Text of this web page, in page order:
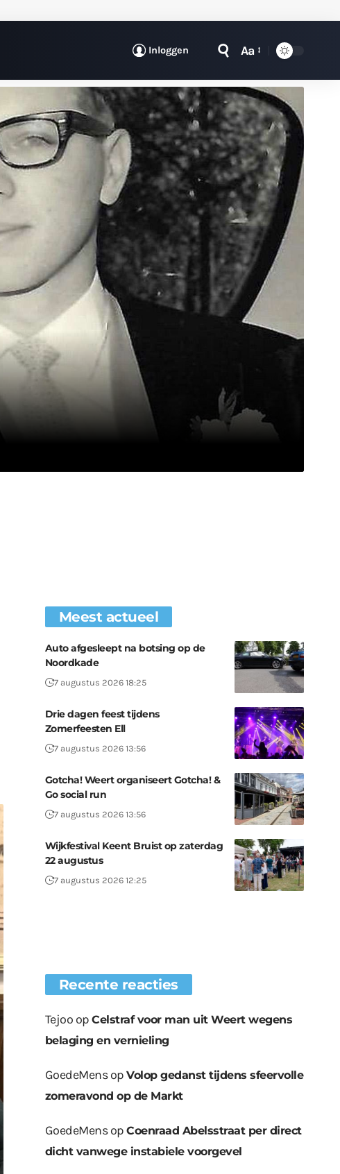
Inloggen Aa
Meest actueel
Auto afgesleept na botsing op de
Noordkade
7 augustus 2026 18:25
Drie dagen feest tijdens
Zomerfeesten Ell
7 augustus 2026 13:56
Gotcha! Weert organiseert Gotcha! &
Go social run
7 augustus 2026 13:56
Wijkfestival Keent Bruist op zaterdag
22 augustus
7 augustus 2026 12:25
Recente reacties
Tejoo opCelstraf voor man uit Weert wegens
belaging en vernieling
GoedeMensopVolop gedanst tijdens sfeervolle
zomeravond op de Markt
GoedeMensopCoenraad Abelsstraat per direct
dicht vanwege instabiele voorgevel